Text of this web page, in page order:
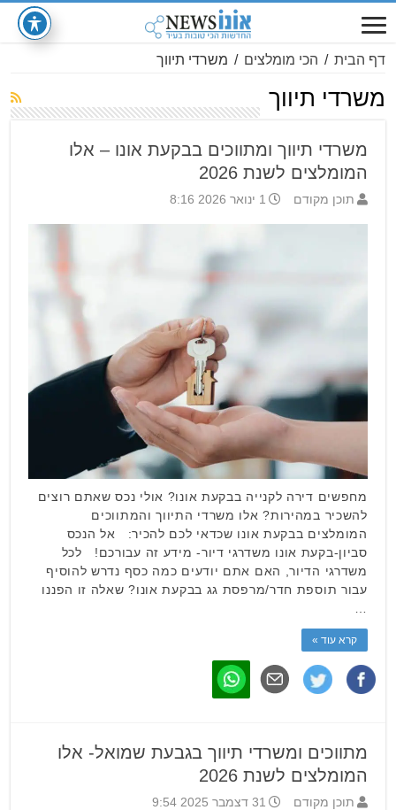
דף הבית / הכי מומלצים / משרדי תיווך
משרדי תיווך
משרדי תיווך ומתווכים בבקעת אונו – אלו
המומלצים לשנת 2026
תוכן מקודם 1 ינואר 2026 8:16
מחפשים דירה לקנייה בבקעת אונו? אולי נכס שאתם רוצים
להשכיר במהירות? אלו משרדי התיווך והמתווכים
המומלצים בבקעת אונו שכדאי לכם להכיר: אל הנכס
סביון-בקעת אונו משדרגי דיור- מידע זה עבורכם! לכל
משדרגי הדיור, האם אתם יודעים כמה כסף נדרש להוסיף
עבור תוספת חדר/מרפסת גג בבקעת אונו? שאלה זו הפננו
קרא עוד »
מתווכים ומשרדי תיווך בגבעת שמואל- אלו
המומלצים לשנת 2026
תוכן מקודם 31 דצמבר 2025 9:54